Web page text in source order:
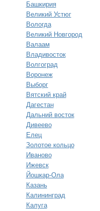
Башкирия
Великий Устюг
Вологда
Великий Новгород
Валаам
Владивосток
Волгоград
Воронеж
Выборг
Вятский край
Дагестан
Дальний восток
Дивеево
Елец
Золотое кольцо
Иваново
Ижевск
Йошкар-Ола
Казань
Калининград
Калуга